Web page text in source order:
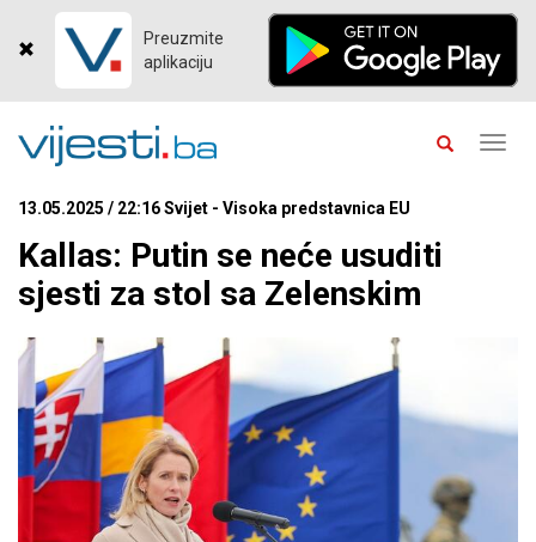
Preuzmite
aplikaciju
13.05.2025 / 22:16 Svijet - Visoka predstavnica EU
Kallas: Putin se neće usuditi
sjesti za stol sa Zelenskim